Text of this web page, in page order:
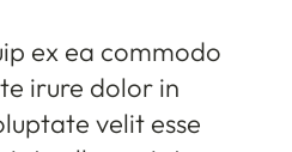
ex ea commodo
irure dolor in
velit esse